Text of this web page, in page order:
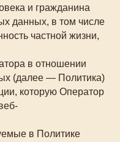
и гражданина
данных, в том числе
частной жизни,
в отношении
(далее — Политика)
которую Оператор
в Политике